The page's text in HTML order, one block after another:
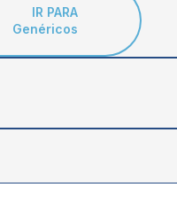
IR PARA
Genéricos